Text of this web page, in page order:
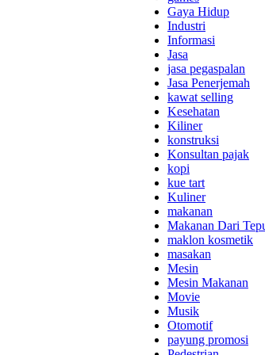
Gaya Hidup
Industri
Informasi
Jasa
jasa pegaspalan
Jasa Penerjemah
kawat selling
Kesehatan
Kiliner
konstruksi
Konsultan pajak
kopi
kue tart
Kuliner
makanan
Makanan Dari
maklon kosmetik
masakan
Mesin
Mesin Makanan
Movie
Musik
Otomotif
payung promosi